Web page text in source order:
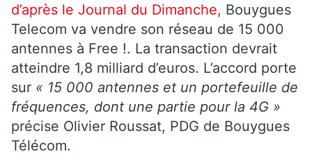
d’après le Journal du Dimanche, Bouygues
Telecom va vendre son réseau de 15 000
antennes à Free !. La transaction devrait
atteindre 1,8 milliard d’euros. L’accord porte
sur « 15 000 antennes et un portefeuille de
fréquences, dont une partie pour la 4G »
précise Olivier Roussat, PDG de Bouygues
Télécom.